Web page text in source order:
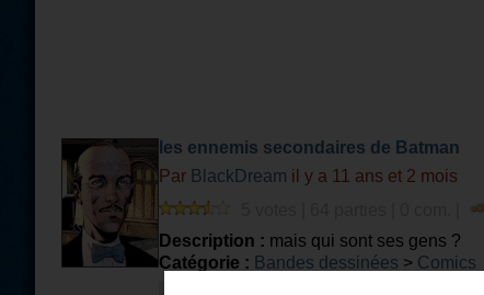
les ennemis secondaires de Batman
Par BlackDream il y a 11 ans et 2 mois
Description : mais qui sont ses gens ?
Catégorie : Bandes dessinées > Comics